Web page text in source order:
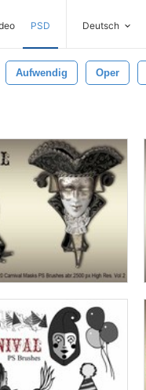
PSD Deutsch
Aufwendig Oper